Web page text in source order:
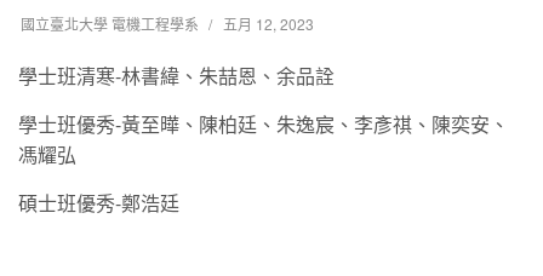
國立臺北大學 電機工程學系 五月 12, 2023
學士班清寒-林書緯、朱喆恩、余品詮
學士班優秀-黃至曄、陳柏廷、朱逸宸、李彥祺、陳奕安、
馮耀弘
碩士班優秀-鄭浩廷